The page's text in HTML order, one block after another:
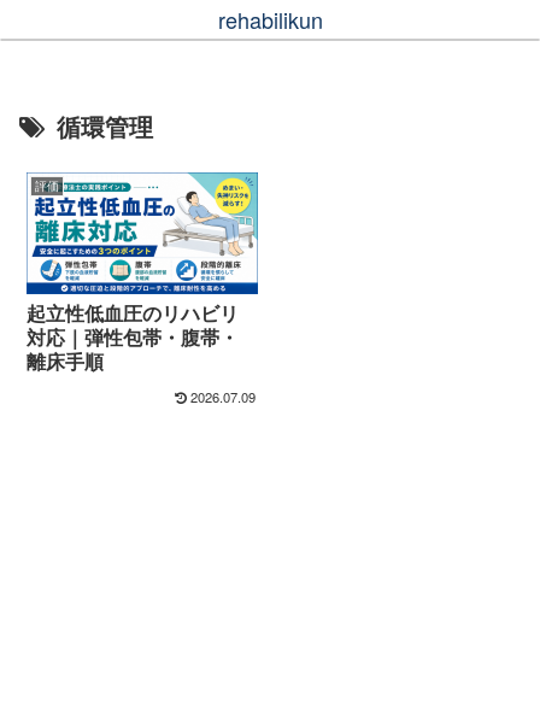
rehabilikun
循環管理
評価
起立性低血圧のリハビリ
対応｜弾性包帯・腹帯・
離床手順
2026.07.09